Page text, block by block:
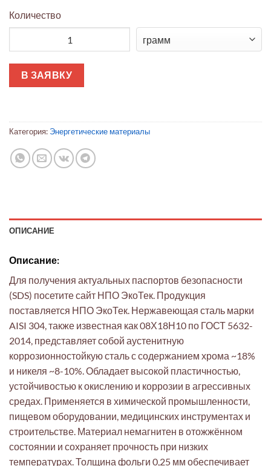
Количество
В ЗАЯВКУ
Категория: Энергетические материалы
ОПИСАНИЕ
Описание:
Для получения актуальных паспортов безопасности
(SDS) посетите сайт НПО ЭкоТек. Продукция
поставляется НПО ЭкоТек. Нержавеющая сталь марки
AISI 304, также известная как 08Х18Н10 по ГОСТ 5632-
2014, представляет собой аустенитную
коррозионностойкую сталь с содержанием хрома ~18%
и никеля ~8-10%. Обладает высокой пластичностью,
устойчивостью к окислению и коррозии в агрессивных
средах. Применяется в химической промышленности,
пищевом оборудовании, медицинских инструментах и
строительстве. Материал немагнитен в отожжённом
состоянии и сохраняет прочность при низких
температурах. Толщина фольги 0,25 мм обеспечивает